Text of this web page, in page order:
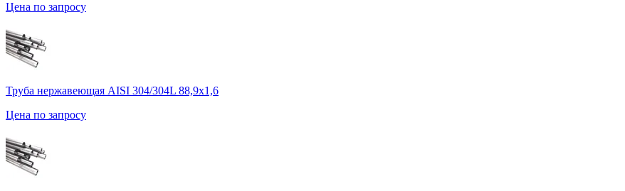
Цена по запросу
Труба нержавеющая AISI 304/304L 88,9х1,6
Цена по запросу